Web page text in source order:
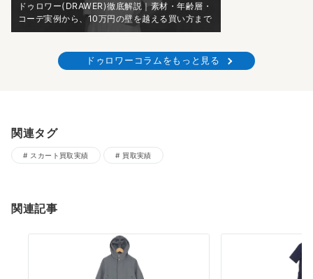
ドゥロワー(DRAWER)徹底解説｜素材・年齢層・
コーデ実例から、10万円の壁を越える買い方まで
ドゥロワーコラムをもっと見る
関連タグ
スカート買取実績 買取実績
関連記事